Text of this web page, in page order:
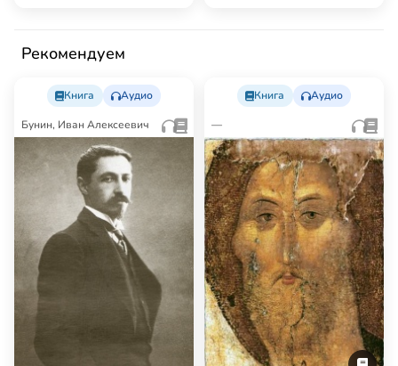
Рекомендуем
Книга Аудио
Бунин, Иван Алексеевич
Книга Аудио
—